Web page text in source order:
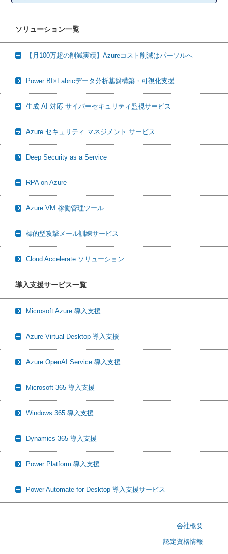
ソリューション一覧
【月100万超の削減実績】Azureコスト削減はパーソルへ
Power BI×Fabricデータ分析基盤構築・可視化支援
生成 AI 対応 サイバーセキュリティ監視サービス
Azure セキュリティ マネジメント サービス
Deep Security as a Service
RPA on Azure
Azure VM 稼働管理ツール
標的型攻撃メール訓練サービス
Cloud Accelerate ソリューション
導入支援サービス一覧
Microsoft Azure 導入支援
Azure Virtual Desktop 導入支援
Azure OpenAI Service 導入支援
Microsoft 365 導入支援
Windows 365 導入支援
Dynamics 365 導入支援
Power Platform 導入支援
Power Automate for Desktop 導入支援サービス
会社概要
認定資格情報